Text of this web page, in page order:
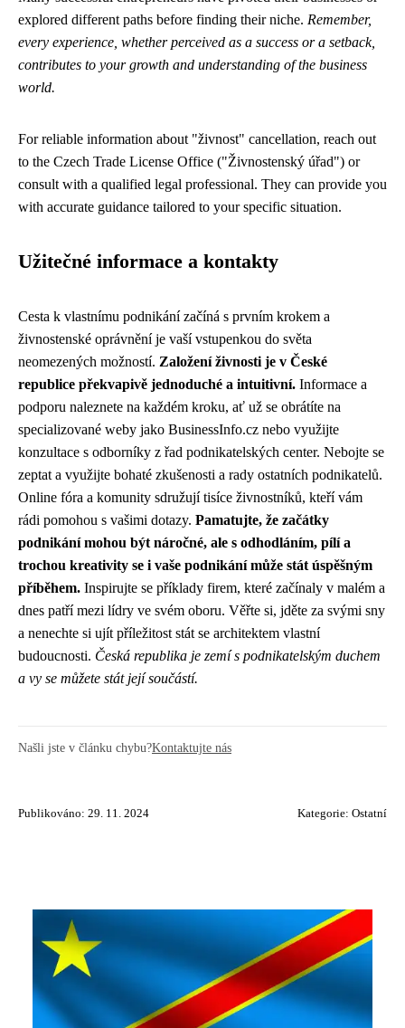
explored different paths before finding their niche. Remember,
every experience, whether perceived as a success or a setback,
contributes to your growth and understanding of the business
world.
For reliable information about "živnost" cancellation, reach out
to the Czech Trade License Office ("Živnostenský úřad") or
consult with a qualified legal professional. They can provide you
with accurate guidance tailored to your specific situation.
Užitečné informace a kontakty
Cesta k vlastnímu podnikání začíná s prvním krokem a
živnostenské oprávnění je vaší vstupenkou do světa
neomezených možností. Založení živnosti je v České
republice překvapivě jednoduché a intuitivní. Informace a
podporu naleznete na každém kroku, ať už se obrátíte na
specializované weby jako BusinessInfo.cz nebo využijte
konzultace s odborníky z řad podnikatelských center. Nebojte se
zeptat a využijte bohaté zkušenosti a rady ostatních podnikatelů.
Online fóra a komunity sdružují tisíce živnostníků, kteří vám
rádi pomohou s vašimi dotazy. Pamatujte, že začátky
podnikání mohou být náročné, ale s odhodláním, pílí a
trochou kreativity se i vaše podnikání může stát úspěšným
příběhem. Inspirujte se příklady firem, které začínaly v malém a
dnes patří mezi lídry ve svém oboru. Věřte si, jděte za svými sny
a nenechte si ujít příležitost stát se architektem vlastní
budoucnosti. Česká republika je zemí s podnikatelským duchem
a vy se můžete stát její součástí.
Našli jste v článku chybu?Kontaktujte nás
Publikováno: 29. 11. 2024 Kategorie: Ostatní